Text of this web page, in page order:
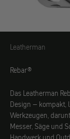
Leatherman
Leatherman
Rebar®
Das Leatherman
Design – kompakt,
Werkzeugen,
Messer, Säge und